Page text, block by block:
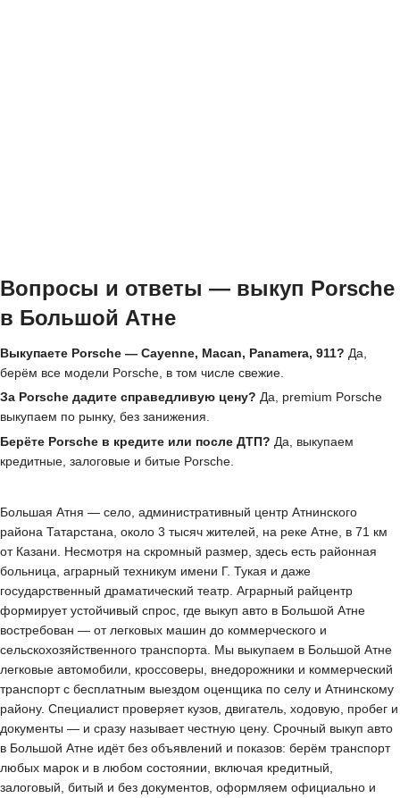
Вопросы и ответы — выкуп Porsche
в Большой Атне
Выкупаете Porsche — Cayenne, Macan, Panamera, 911? Да,
берём все модели Porsche, в том числе свежие.
За Porsche дадите справедливую цену? Да, premium Porsche
выкупаем по рынку, без занижения.
Берёте Porsche в кредите или после ДТП? Да, выкупаем
кредитные, залоговые и битые Porsche.
Большая Атня — село, административный центр Атнинского
района Татарстана, около 3 тысяч жителей, на реке Атне, в 71 км
от Казани. Несмотря на скромный размер, здесь есть районная
больница, аграрный техникум имени Г. Тукая и даже
государственный драматический театр. Аграрный райцентр
формирует устойчивый спрос, где выкуп авто в Большой Атне
востребован — от легковых машин до коммерческого и
сельскохозяйственного транспорта. Мы выкупаем в Большой Атне
легковые автомобили, кроссоверы, внедорожники и коммерческий
транспорт с бесплатным выездом оценщика по селу и Атнинскому
району. Специалист проверяет кузов, двигатель, ходовую, пробег и
документы — и сразу называет честную цену. Срочный выкуп авто
в Большой Атне идёт без объявлений и показов: берём транспорт
любых марок и в любом состоянии, включая кредитный,
залоговый, битый и без документов, оформляем официально и